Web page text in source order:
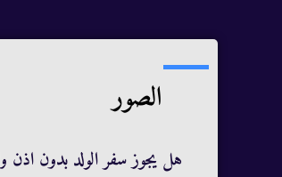
الصور
هل يجوز سفر الولد بدون اذن